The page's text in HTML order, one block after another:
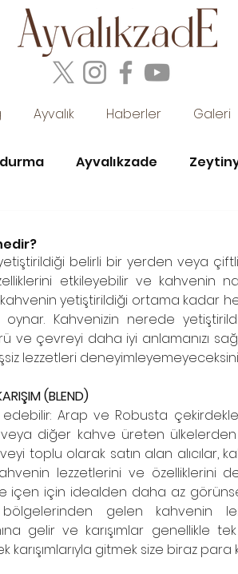
Ayvalık Haberler Galeri
Ayvalıkzade
belirli bir yerden veya
etkileyebilir ve kahvenin
yetiştirildiği ortama kadar
Kahvenizin nerede
ve çevreyi daha iyi anlamanızı
lezzetleri
(BLEND)
edebilir: Arap ve Robusta
veya diğer kahve üreten
toplu olarak satın alan
lezzetlerini ve özelliklerini
içen için idealden daha az
gelen kahvenin
gelir ve karışımlar genellikle
gitmek size biraz para